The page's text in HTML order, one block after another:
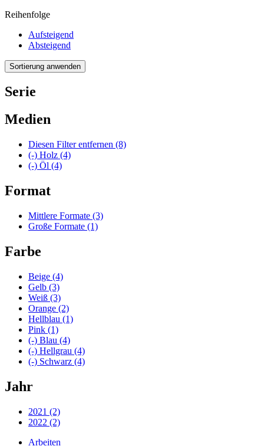
Reihenfolge
Aufsteigend
Absteigend
Serie
Medien
Diesen Filter entfernen (8)
(-) Holz (4)
(-) Öl (4)
Format
Mittlere Formate (3)
Große Formate (1)
Farbe
Beige (4)
Gelb (3)
Weiß (3)
Orange (2)
Hellblau (1)
Pink (1)
(-) Blau (4)
(-) Hellgrau (4)
(-) Schwarz (4)
Jahr
2021 (2)
2022 (2)
Arbeiten